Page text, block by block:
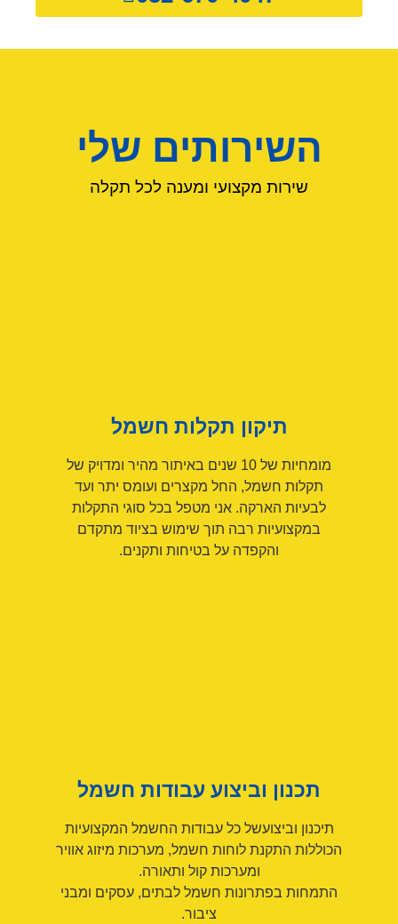
השירותים שלי
שירות מקצועי ומענה לכל תקלה
תיקון תקלות חשמל
מומחיות של 10 שנים באיתור מהיר ומדויק של
תקלות חשמל, החל מקצרים ועומס יתר ועד
לבעיות הארקה. אני מטפל בכל סוגי התקלות
במקצועיות רבה תוך שימוש בציוד מתקדם
והקפדה על בטיחות ותקנים.
תכנון וביצוע עבודות חשמל
תיכנון וביצועשל כל עבודות החשמל המקצועיות
הכוללות התקנת לוחות חשמל, מערכות מיזוג אוויר
ומערכות קול ותאורה.
התמחות בפתרונות חשמל לבתים, עסקים ומבני
ציבור.